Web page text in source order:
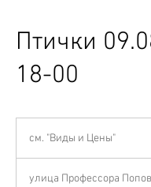
Птички
18-00
см. "Виды и Цены"
улица Профессора